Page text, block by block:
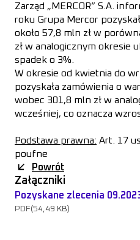
Zarząd „MERCOR” S.A.
roku Grupa Mercor
około 57,8 mln zł w
zł w analogicznym okresie
spadek o 3%.
W okresie od kwietnia do
pozyskała zamówienia o
wobec 301,8 mln zł w
wcześniej, co oznacza
Podstawa prawna: Art. 17
poufne
Powrót
Załączniki
Pozyskane zlecenia
PDF(54,49 KB)